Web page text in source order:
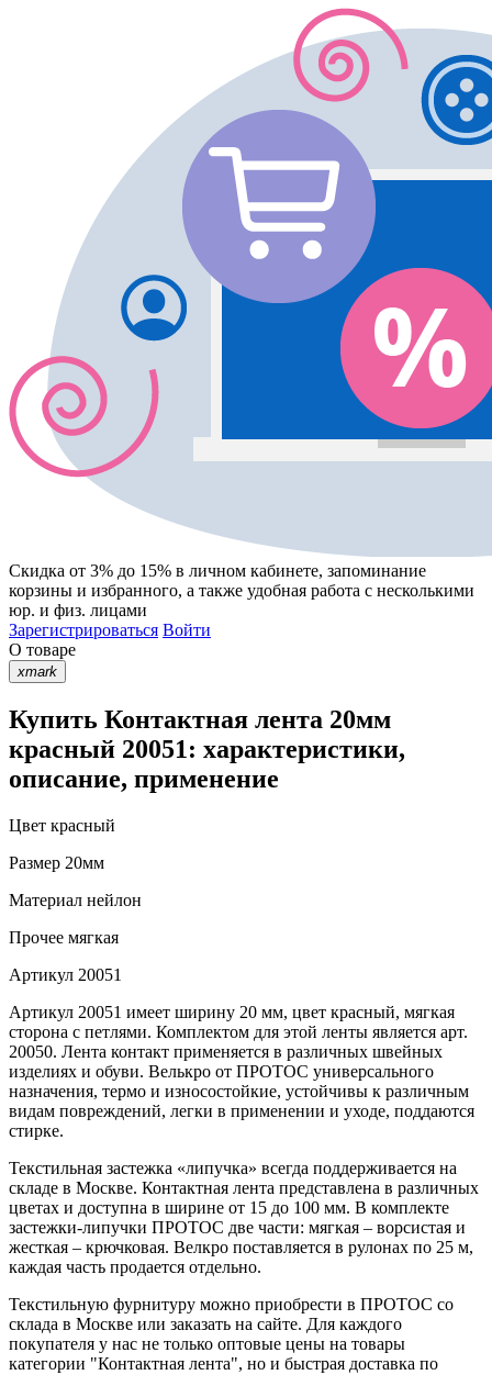
Скидка от 3% до 15% в личном кабинете, запоминание
корзины и избранного, а также удобная работа с несколькими
юр. и физ. лицами
Зарегистрироваться Войти
О товаре
xmark
Купить Контактная лента 20мм
красный 20051: характеристики,
описание, применение
Цвет красный
Размер 20мм
Материал нейлон
Прочее мягкая
Артикул 20051
Артикул 20051 имеет ширину 20 мм, цвет красный, мягкая
сторона с петлями. Комплектом для этой ленты является арт.
20050. Лента контакт применяется в различных швейных
изделиях и обуви. Велькро от ПРОТОС универсального
назначения, термо и износостойкие, устойчивы к различным
видам повреждений, легки в применении и уходе, поддаются
стирке.
Текстильная застежка «липучка» всегда поддерживается на
складе в Москве. Контактная лента представлена в различных
цветах и доступна в ширине от 15 до 100 мм. В комплекте
застежки-липучки ПРОТОС две части: мягкая – ворсистая и
жесткая – крючковая. Велкро поставляется в рулонах по 25 м,
каждая часть продается отдельно.
Текстильную фурнитуру можно приобрести в ПРОТОС со
склада в Москве или заказать на сайте. Для каждого
покупателя у нас не только оптовые цены на товары
категории "Контактная лента", но и быстрая доставка по